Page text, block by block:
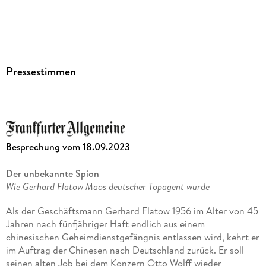
Pressestimmen
Besprechung vom 18.09.2023
Der unbekannte Spion
Wie Gerhard Flatow Maos deutscher Topagent wurde
Als der Geschäftsmann Gerhard Flatow 1956 im Alter von 45
Jahren nach fünfjähriger Haft endlich aus einem
chinesischen Geheimdienstgefängnis entlassen wird, kehrt er
im Auftrag der Chinesen nach Deutschland zurück. Er soll
seinen alten Job bei dem Konzern Otto Wolff wieder